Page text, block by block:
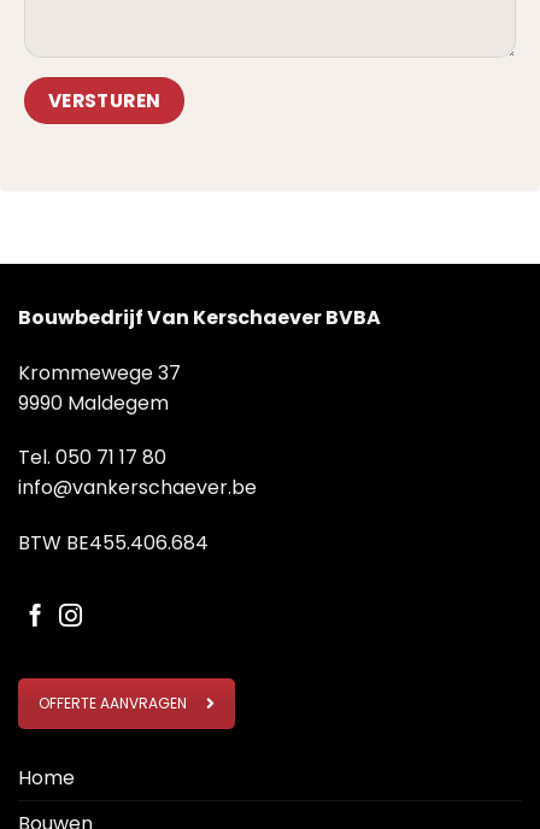
Bouwbedrijf Van Kerschaever BVBA
Krommewege 37
9990 Maldegem
Tel. 050 71 17 80
info@vankerschaever.be
BTW BE455.406.684
OFFERTE AANVRAGEN
Home